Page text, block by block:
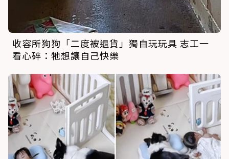
收容所狗狗「二度被退貨」獨自玩玩具 志工一
看心碎：牠想讓自己快樂